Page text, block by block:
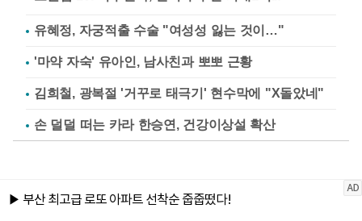
유혜정, 자궁적출 수술 "여성성 잃는 것이…"
'마약 자숙' 유아인, 남사친과 뽀뽀 근황
김희철, 광복절 '거꾸로 태극기' 현수막에 "X돌았네"
손 덜덜 떠는 카라 한승연, 건강이상설 확산